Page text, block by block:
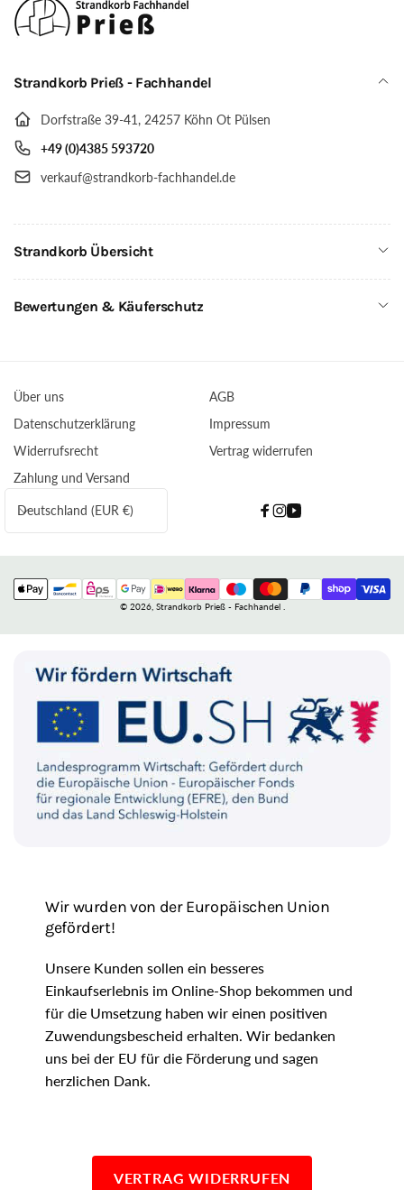
Strandkorb Prieß - Fachhandel
Dorfstraße 39-41, 24257 Köhn Ot Pülsen
+49 (0)4385 593720
verkauf@strandkorb-fachhandel.de
Strandkorb Übersicht
Bewertungen & Käuferschutz
Über uns
AGB
Datenschutzerklärung
Impressum
Widerrufsrecht
Vertrag widerrufen
Zahlung und Versand
L
a
n
d
/
Deutschland (EUR €)
Facebook
Instagram
YouTube
Zahlungsmethoden
© 2026, Strandkorb Prieß - Fachhandel
Wir wurden von der Europäischen Union
gefördert!
Unsere Kunden sollen ein besseres
Einkaufserlebnis im Online-Shop bekommen und
für die Umsetzung haben wir einen positiven
Zuwendungsbescheid erhalten. Wir bedanken
uns bei der EU für die Förderung und sagen
herzlichen Dank.
VERTRAG WIDERRUFEN